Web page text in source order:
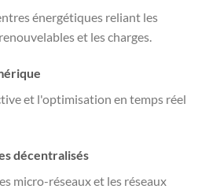
énergétiques reliant les
et les charges.
et l'optimisation en temps réel
décentralisés
micro-réseaux et les réseaux